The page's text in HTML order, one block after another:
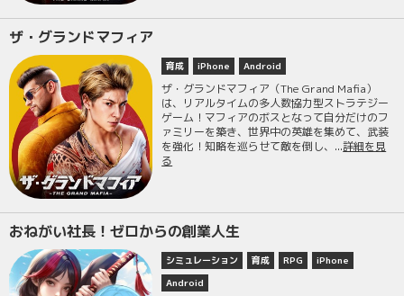
ザ・グランドマフィア
育成 iPhone Android
ザ・グランドマフィア（The Grand Mafia）
は、リアルタイムの多人数協力型ストラテジー
ゲーム！マフィアのボスとなって自分だけのフ
ァミリーを築き、世界中の英雄を集めて、武装
を強化！知略を巡らせて敵を倒し、...詳細を見
る
おねがい社長！ゼロからの創業人生
シミュレーション 育成 RPG
iPhone
Android